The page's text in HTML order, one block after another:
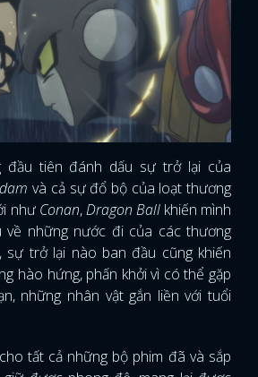
đầu tiên đánh dấu sự trở lại của
và cả sự đổ bộ của loạt thương
như Conan,Dragon Ball khiến mình
về những nước đi của các thương
sự trở lại nào ban đầu cũng khiến
hào hứng, phấn khởi vì có thể gặp
những nhân vật gắn liền với tuổi
tất cả những bộ phim đã và sắp